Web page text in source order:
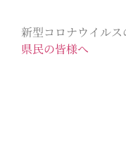
新型コロナウイルス
県民の皆様へ